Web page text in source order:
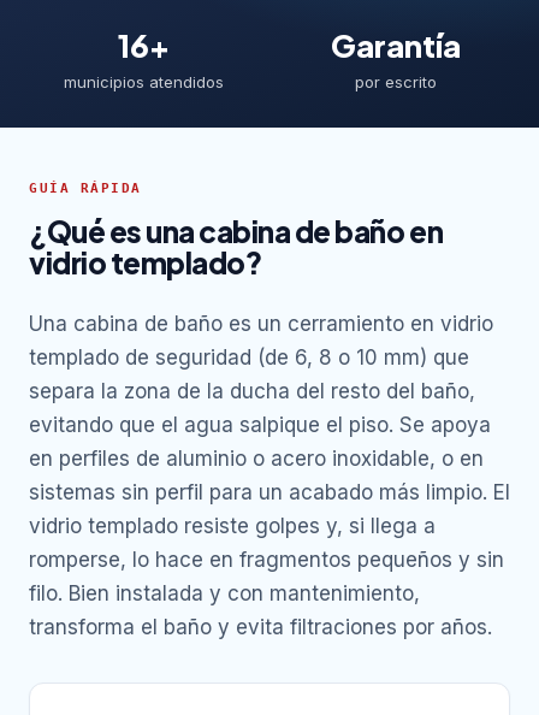
16+
municipios atendidos
Garantía
por escrito
GUÍA RÁPIDA
¿Qué es una cabina de baño en
vidrio templado?
Una cabina de baño es un cerramiento en vidrio
templado de seguridad (de 6, 8 o 10 mm) que
separa la zona de la ducha del resto del baño,
evitando que el agua salpique el piso. Se apoya
en perfiles de aluminio o acero inoxidable, o en
sistemas sin perfil para un acabado más limpio. El
vidrio templado resiste golpes y, si llega a
romperse, lo hace en fragmentos pequeños y sin
filo. Bien instalada y con mantenimiento,
transforma el baño y evita filtraciones por años.